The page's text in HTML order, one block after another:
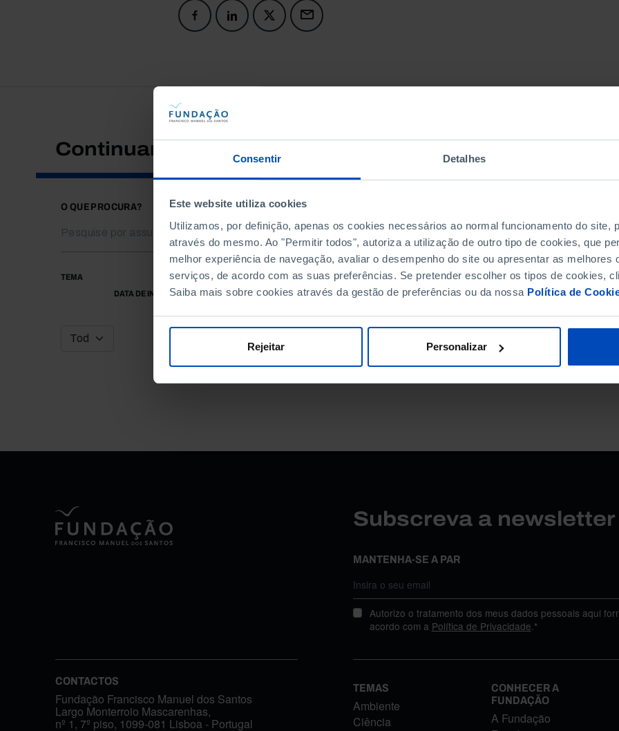
Consentir Detalhes
Este website utiliza cookies
Utilizamos, por definição, apenas os cookies necessários ao normal funcionamento do site,
através do mesmo. Ao "Permitir todos", autoriza a utilização de outro tipo de cookies, que
melhor experiência de navegação, avaliar o desempenho do site ou apresentar as melhores
serviços, de acordo com as suas preferências. Se pretender escolher os tipos de cookies,
Saiba mais sobre cookies através da gestão de preferências ou da nossa Política de
Rejeitar Personalizar
Continuar a pesquisar
O QUE PROCURA?
TEMA
DATA DE INÍCIO
DATA DE FIM
Subscreva a
MANTENHA-SE A PAR
Autorizo o tratamento dos meus dados pessoais aqui
acordo com a Política de Privacidade.*
CONTACTOS
Fundação Francisco Manuel dos Santos
Largo Monterroio Mascarenhas,
nº 1, 7º piso, 1099-081 Lisboa - Portugal
TEMAS
Ambiente
Ciência
CONHECER A
FUNDAÇÃO
A Fundação